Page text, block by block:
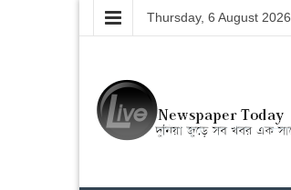
Thursday, 6 August 2026